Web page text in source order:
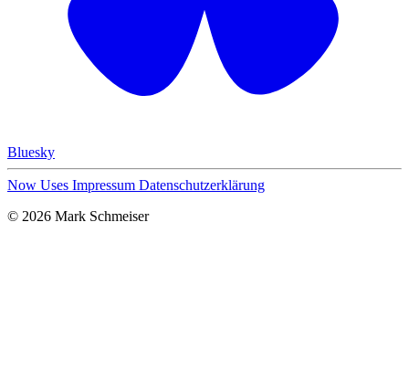
Bluesky
Now Uses Impressum Datenschutzerklärung
© 2026 Mark Schmeiser